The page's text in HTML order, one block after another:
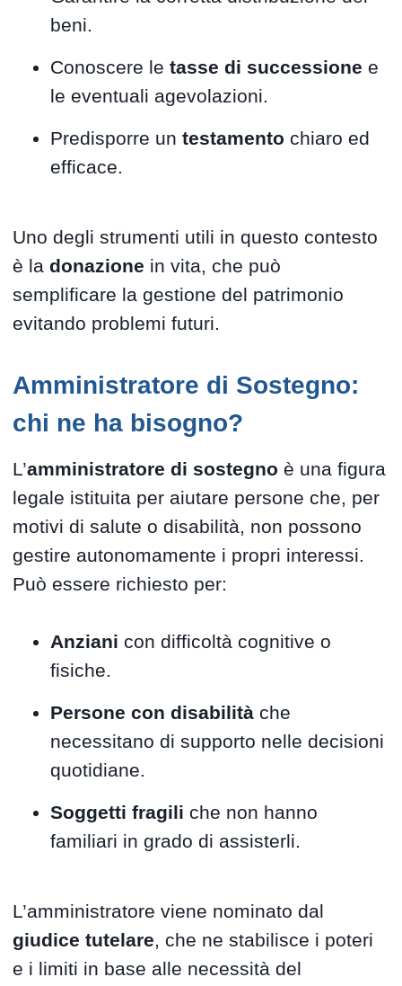
beni.
Conoscere letasse di successione e
le eventuali agevolazioni.
Predisporre untestamento chiaro ed
efficace.
Uno degli strumenti utili in questo contesto
è ladonazione in vita, che può
semplificare la gestione del patrimonio
evitando problemi futuri.
Amministratore di Sostegno:
chi ne ha bisogno?
L’amministratore di sostegno è una figura
legale istituita per aiutare persone che, per
motivi di salute o disabilità, non possono
gestire autonomamente i propri interessi.
Può essere richiesto per:
Anziani con difficoltà cognitive o
fisiche.
Persone con disabilità che
necessitano di supporto nelle decisioni
quotidiane.
Soggetti fragili che non hanno
familiari in grado di assisterli.
L’amministratore viene nominato dal
giudice tutelare, che ne stabilisce i poteri
e i limiti in base alle necessità del